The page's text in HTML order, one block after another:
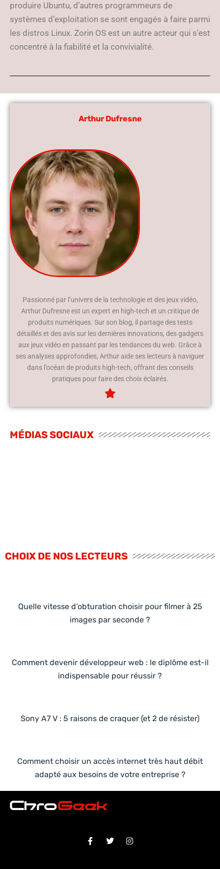
produire Ubuntu, d’autres programmeurs de
systèmes d’exploitation se sont engagés à faire parmi
les distros Linux. Zorin OS est un autre acteur qui s’est
concentré à la fiabilité et la convivialité.
Arthur Dufresne
Passionné par l’univers de la technologie et des jeux vidéo,
Arthur Dufresne est un expert en high-tech et un critique de
produits numériques. Sur son blog, il partage des tests
détaillés et des avis sur les dernières innovations, des gadgets
aux jeux vidéo en passant par les tendances du web. Grâce à
ses analyses approfondies, Arthur aide ses lecteurs à naviguer
dans l’océan de produits high-tech, offrant des conseils
pratiques pour faire des choix éclairés.
MÉDIAS SOCIAUX
CHOIX DE NOS LECTEURS
Quelle vitesse d’obturation choisir pour filmer à 25
images par seconde ?
Comment devenir développeur web : le diplôme est-il
indispensable pour réussir ?
Sony A7 V : 5 raisons de craquer (et 2 de résister)
Comment choisir un accès internet très haut débit
adapté aux besoins de votre entreprise ?